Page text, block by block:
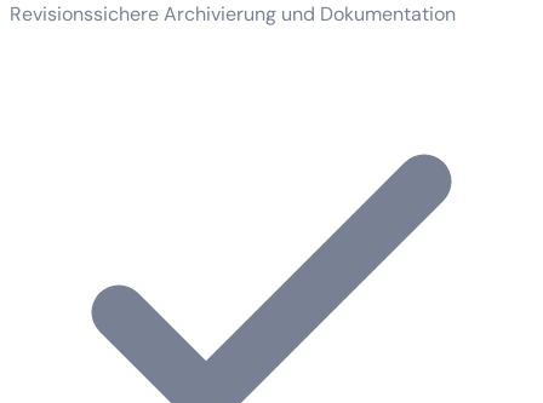
Revisionssichere Archivierung und Dokumentation